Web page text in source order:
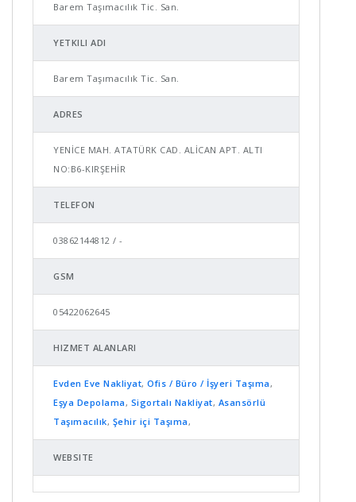
Barem Taşımacılık Tic. San.
YETKILI ADI
Barem Taşımacılık Tic. San.
ADRES
YENİCE MAH. ATATÜRK CAD. ALİCAN APT. ALTI
NO:B6-KIRŞEHİR
TELEFON
03862144812 / -
GSM
05422062645
HIZMET ALANLARI
Evden Eve Nakliyat, Ofis / Büro / İşyeri Taşıma,
Eşya Depolama, Sigortalı Nakliyat, Asansörlü
Taşımacılık, Şehir içi Taşıma,
WEBSITE